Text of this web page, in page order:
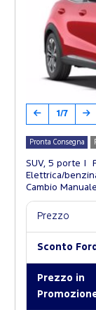
1/7
Pronta Consegna
SUV, 5 porte
Elettrica/
Cambio
Prezzo
Sconto Ford
Prezzo in